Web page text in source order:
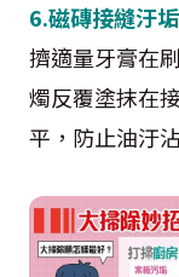
6.磁磚接縫汙垢
擠適量牙膏在
燭反覆塗抹在
平，防止油汙